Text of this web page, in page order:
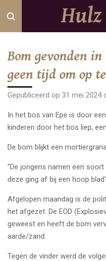
Ga
direct
hoofdinhoud
Bom gevonden in
geen tijd om op
Gepubliceerd op 31 mei 2024
In het bos van Epe is door
kinderen door het bos liep,
De bom blijkt een
"De jongens namen een
deze ging af bij een hoop
Afgelopen maandag is de
het afgezet. De EOD
geweest en heeft de bom
aarde/zand.
Tegen de vinder werd de